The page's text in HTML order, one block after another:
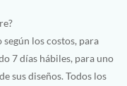
los costos, para
7 días hábiles, para uno
sus diseños. Todos los